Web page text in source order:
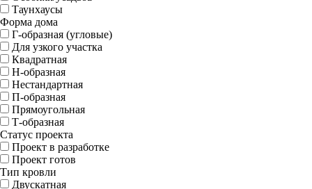
Таунхаусы
Форма дома
Г-образная (угловые)
Для узкого участка
Квадратная
Н-образная
Нестандартная
П-образная
Прямоугольная
Т-образная
Статус проекта
Проект в разработке
Проект готов
Тип кровли
Двускатная